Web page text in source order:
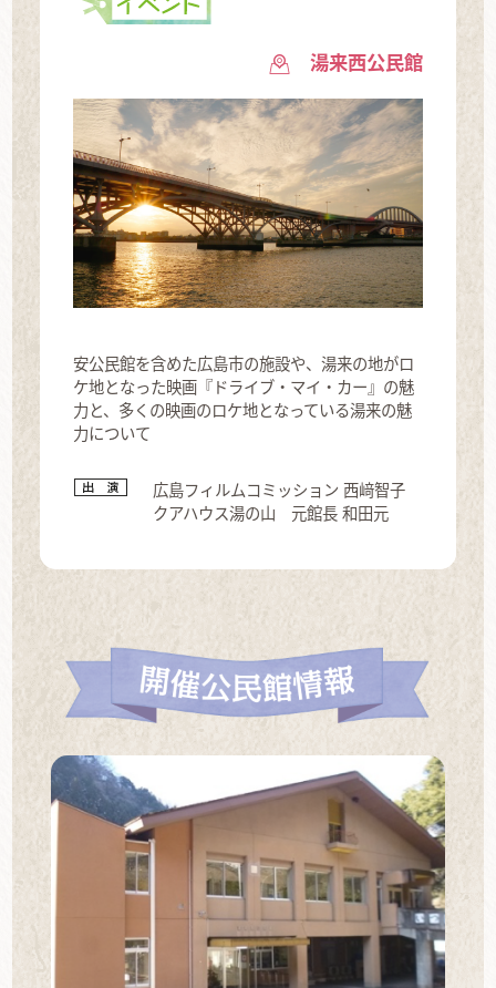
湯来西公民館
安公民館を含めた広島市の施設や、湯来の地がロ
ケ地となった映画『ドライブ・マイ・カー』の魅
力と、多くの映画のロケ地となっている湯来の魅
力について
広島フィルムコミッション 西﨑智子
クアハウス湯の山 元館長 和田元